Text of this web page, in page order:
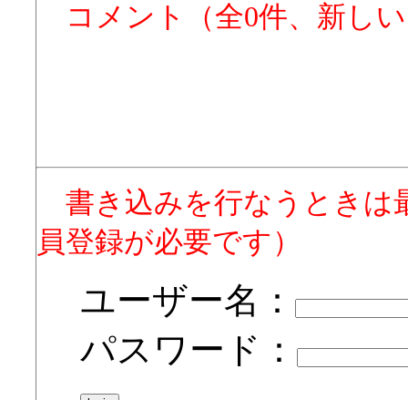
コメント（全0件、新し
書き込みを行なうときは
員登録が必要です）
ユーザー名：
パスワード：